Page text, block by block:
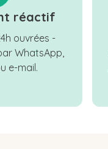
réactif
ouvrées -
WhatsApp,
e-mail.